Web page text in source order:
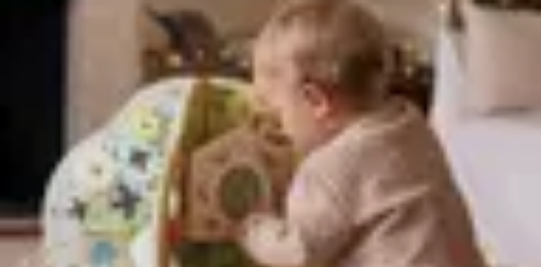
Alimentation saine Articles Mensuels
Choix et
Fruits de Saison